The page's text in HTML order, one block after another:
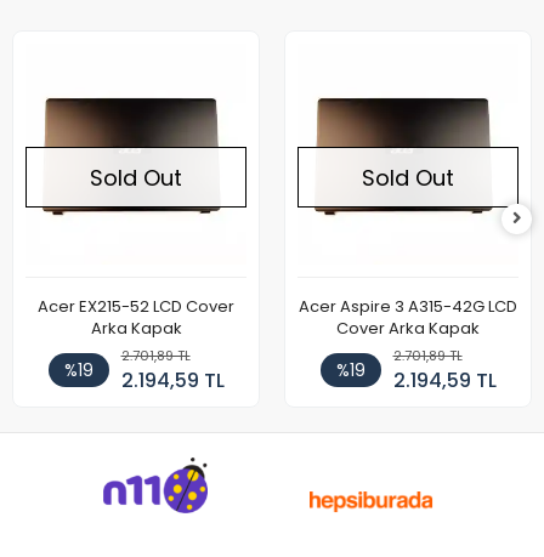
Sold Out
Acer EX215-52 LCD Cover
Arka Kapak
%19
2.701,89 TL
2.194,59 TL
Sold Out
Acer Aspire 3 A315-42G LCD
Cover Arka Kapak
%19
2.701,89 TL
2.194,59 TL